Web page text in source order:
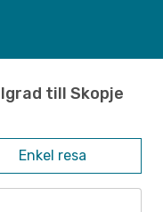
till Skopje
Enkel resa